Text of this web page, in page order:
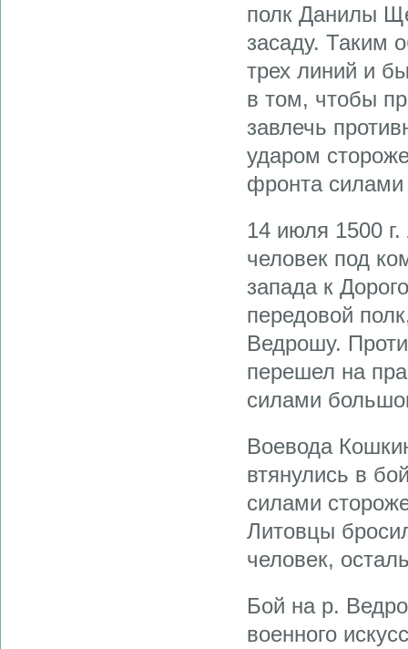
полк Данилы
засаду. Таким
трех линий и
в том, чтобы
завлечь
ударом
фронта
14 июля 1500
человек под
запада к
передовой
Ведрошу.
перешел на
силами
Воевода
втянулись в
силами
Литовцы
человек,
Бой на р.
военного